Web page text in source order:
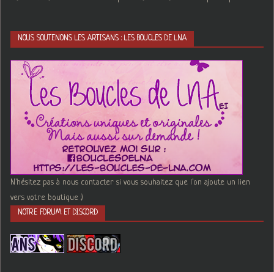
NOUS SOUTENONS LES ARTISANS : LES BOUCLES DE LNA
N'hésitez pas à nous contacter si vous souhaitez que l'on ajoute un lien
vers votre boutique :)
NOTRE FORUM ET DISCORD